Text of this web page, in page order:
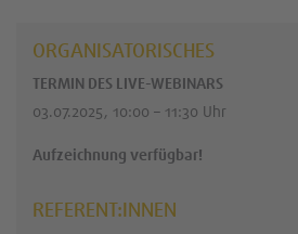
ORGANISATORISCHES
TERMIN DES LIVE-WEBINARS
03.07.2025, 10:00 – 11:30 Uhr
Aufzeichnung verfügbar!
REFERENT:INNEN